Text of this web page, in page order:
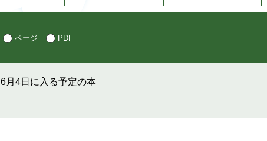
ページ PDF
6月4日に入る予定の本